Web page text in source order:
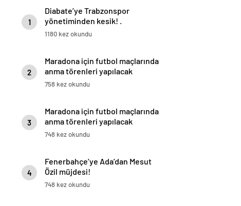
1
Diabate’ye Trabzonspor
yönetiminden kesik! .
1180 kez okundu
2
Maradona için futbol maçlarında
anma törenleri yapılacak
758 kez okundu
3
Maradona için futbol maçlarında
anma törenleri yapılacak
748 kez okundu
4
Fenerbahçe’ye Ada’dan Mesut
Özil müjdesi!
748 kez okundu